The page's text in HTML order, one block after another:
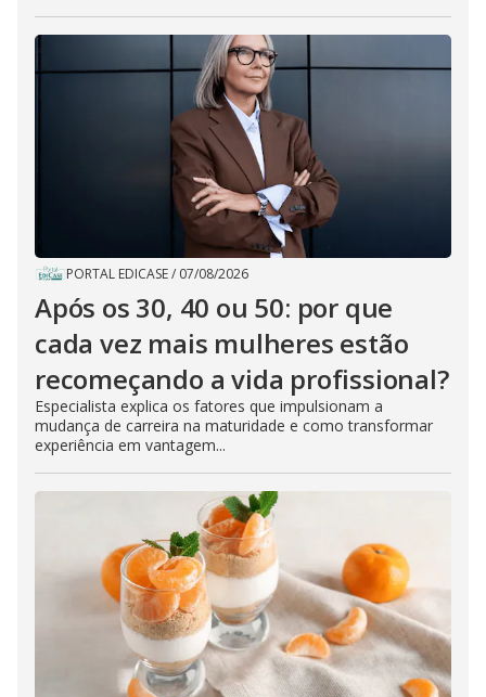
PORTAL EDICASE/ 07/08/2026
Após os 30, 40 ou 50: por que
cada vez mais mulheres estão
recomeçando a vida profissional?
Especialista explica os fatores que impulsionam a
mudança de carreira na maturidade e como transformar
experiência em vantagem...